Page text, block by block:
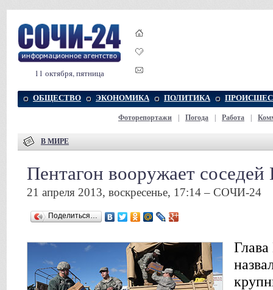
11 октября, пятница
ОБЩЕСТВО ЭКОНОМИКА ПОЛИТИКА
Фоторепортажи Погода Работа
В МИРЕ
Пентагон вооружает
21 апреля 2013, воскресенье, 17:14 – СОЧИ-24
Поделиться…